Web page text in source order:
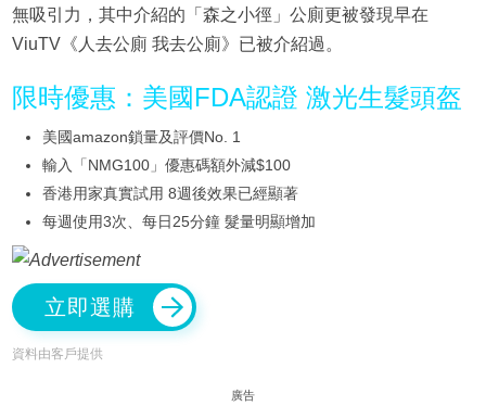
無吸引力，其中介紹的「森之小徑」公廁更被發現早在
ViuTV《人去公廁 我去公廁》已被介紹過。
限時優惠：美國FDA認證 激光生髮頭盔
美國amazon鎖量及評價No. 1
輸入「NMG100」優惠碼額外減$100
香港用家真實試用 8週後效果已經顯著
每週使用3次、每日25分鐘 髮量明顯增加
立即選購
資料由客戶提供
廣告